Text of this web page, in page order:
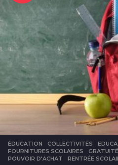
ÉDUCATION COLLECTIVITÉS ,
FOURNITURES SCOLAIRES
,GRATUITÉ
POUVOIR D'ACHAT
,RENTRÉE